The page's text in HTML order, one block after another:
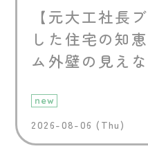
【元大工社長
した住宅の知
ム外壁の見え
new
2026-08-06 (Thu)